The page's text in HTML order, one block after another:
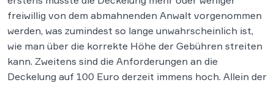
freiwillig von dem abmahnenden Anwalt vorgenommen
werden, was zumindest so lange unwahrscheinlich ist,
wie man über die korrekte Höhe der Gebühren streiten
kann. Zweitens sind die Anforderungen an die
Deckelung auf 100 Euro derzeit immens hoch. Allein der